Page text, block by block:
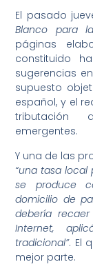
El pasado
Blanco para
páginas
constituido
sugerencias
supuesto
español, y el
tributación
emergentes.
Y una de las
“una tasa
se produce
domicilio de
debería
Internet,
tradicional”. El
mejor parte.